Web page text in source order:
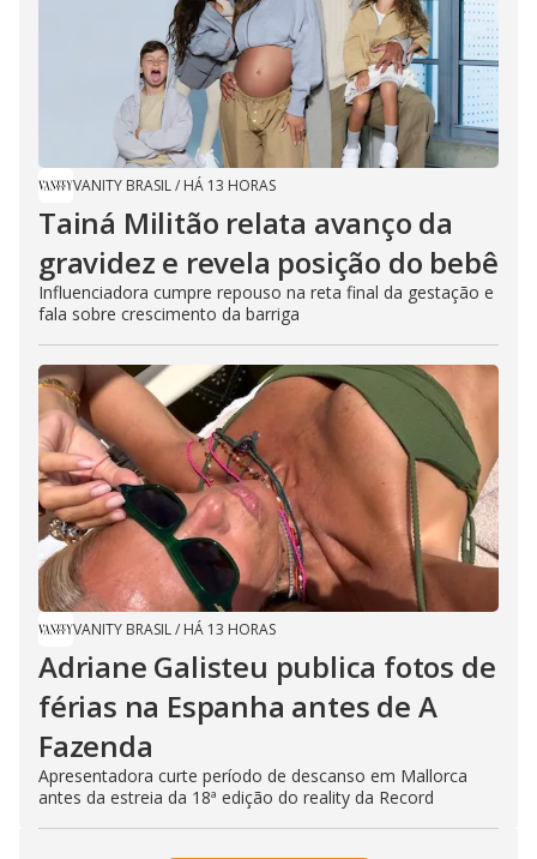
VANITY BRASIL/ HÁ 13 HORAS
Tainá Militão relata avanço da
gravidez e revela posição do bebê
Influenciadora cumpre repouso na reta final da gestação e
fala sobre crescimento da barriga
VANITY BRASIL/ HÁ 13 HORAS
Adriane Galisteu publica fotos de
férias na Espanha antes de A
Fazenda
Apresentadora curte período de descanso em Mallorca
antes da estreia da 18ª edição do reality da Record